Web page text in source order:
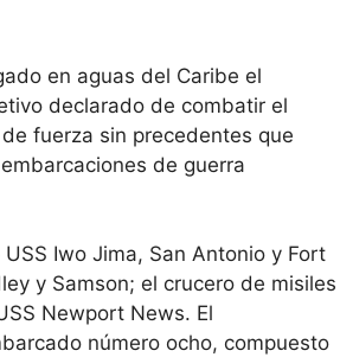
en aguas del Caribe el
declarado de combatir el
fuerza sin precedentes que
de guerra
Iwo Jima, San Antonio y Fort
y Samson; el crucero de misiles
Newport News. El
número ocho, compuesto